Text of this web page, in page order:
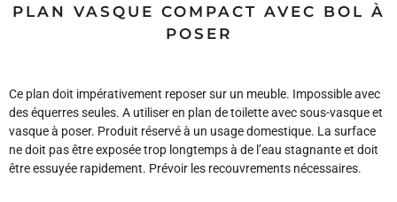
PLAN VASQUE COMPACT AVEC BOL À
POSER
Ce plan doit impérativement reposer sur un meuble. Impossible avec
des équerres seules. A utiliser en plan de toilette avec sous-vasque et
vasque à poser. Produit réservé à un usage domestique. La surface
ne doit pas être exposée trop longtemps à de l’eau stagnante et doit
être essuyée rapidement. Prévoir les recouvrements nécessaires.